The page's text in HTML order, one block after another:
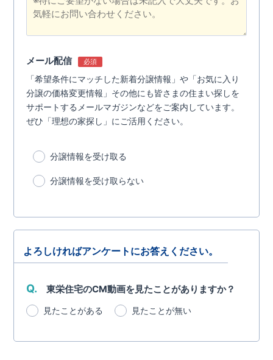
メール配信 必須
「希望条件にマッチした新着分譲情報」や「お気に入り
分譲の価格変更情報」その他にも皆さまの住まい探しを
サポートするメールマガジンなどをご案内しています。
ぜひ「理想の家探し」にご活用ください。
分譲情報を受け取る
分譲情報を受け取らない
よろしければアンケートにお答えください。
Q. 東栄住宅のCM動画を見たことがありますか？
見たことがある 見たことが無い